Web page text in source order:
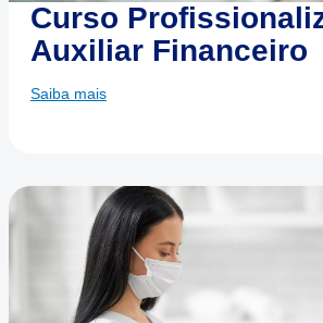
Curso
Auxiliar Financeiro
Saiba mais